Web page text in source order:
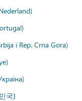
i Rep. Crna Gora)
국)